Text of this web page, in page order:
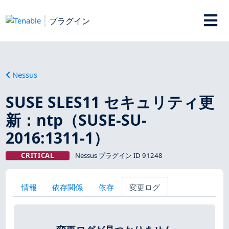
プラグイン
Nessus
SUSE SLES11 セキュリティ更
新：ntp（SUSE-SU-
2016:1311-1）
CRITICAL Nessus プラグイン ID 91248
情報 依存関係 依存 変更ログ